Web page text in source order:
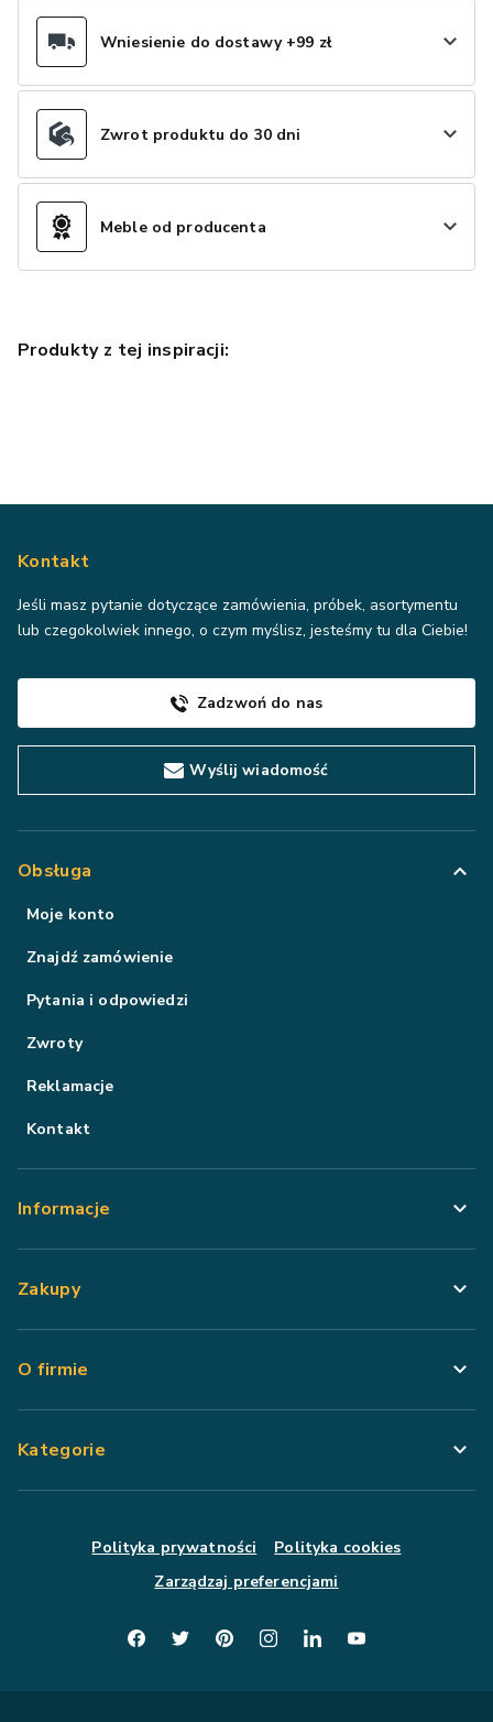
Wniesienie do dostawy +99 zł
Zwrot produktu do 30 dni
Meble od producenta
Produkty z tej inspiracji:
Kontakt
Jeśli masz pytanie dotyczące zamówienia, próbek, asortymentu
lub czegokolwiek innego, o czym myślisz, jesteśmy tu dla Ciebie!
Zadzwoń do nas
Wyślij wiadomość
Obsługa
Moje konto
Znajdź zamówienie
Pytania i odpowiedzi
Zwroty
Reklamacje
Kontakt
Informacje
Zakupy
O firmie
Kategorie
Polityka prywatności
Polityka cookies
Zarządzaj preferencjami